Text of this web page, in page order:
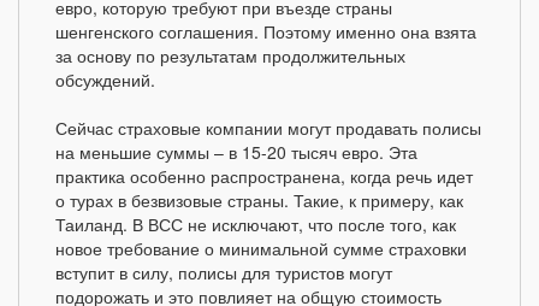
евро, которую требуют при въезде страны
шенгенского соглашения. Поэтому именно она взята
за основу по результатам продолжительных
обсуждений.
Сейчас страховые компании могут продавать полисы
на меньшие суммы – в 15-20 тысяч евро. Эта
практика особенно распространена, когда речь идет
о турах в безвизовые страны. Такие, к примеру, как
Таиланд. В ВСС не исключают, что после того, как
новое требование о минимальной сумме страховки
вступит в силу, полисы для туристов могут
подорожать и это повлияет на общую стоимость